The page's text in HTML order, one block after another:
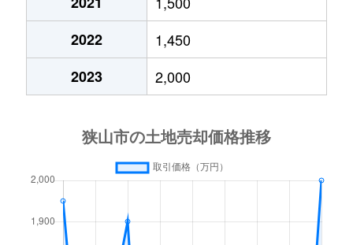
4,300万円 狭山市
狭山台
4,200万円 狭山市
徒歩
狭山台
徒歩
2022
1,450
2023
2,000